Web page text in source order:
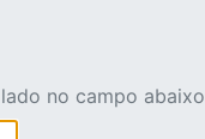
no campo abaixo